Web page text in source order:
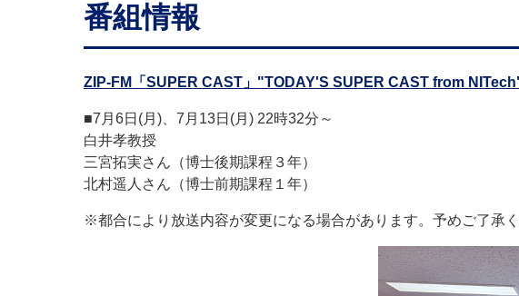
番組情報
ZIP-FM「SUPER CAST」"TODAY'S SUPER CAST from
■7月6日(月)、7月13日(月) 22時32分～
白井孝教授
三宮拓実さん（博士後期課程３年）
北村遥人さん（博士前期課程１年）
※都合により放送内容が変更になる場合があります。予めご了承く